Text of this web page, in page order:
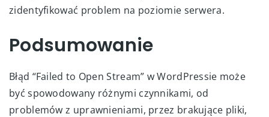
zidentyfikować problem na poziomie serwera.
Podsumowanie
Błąd “Failed to Open Stream” w WordPressie może
być spowodowany różnymi czynnikami, od
problemów z uprawnieniami, przez brakujące pliki,